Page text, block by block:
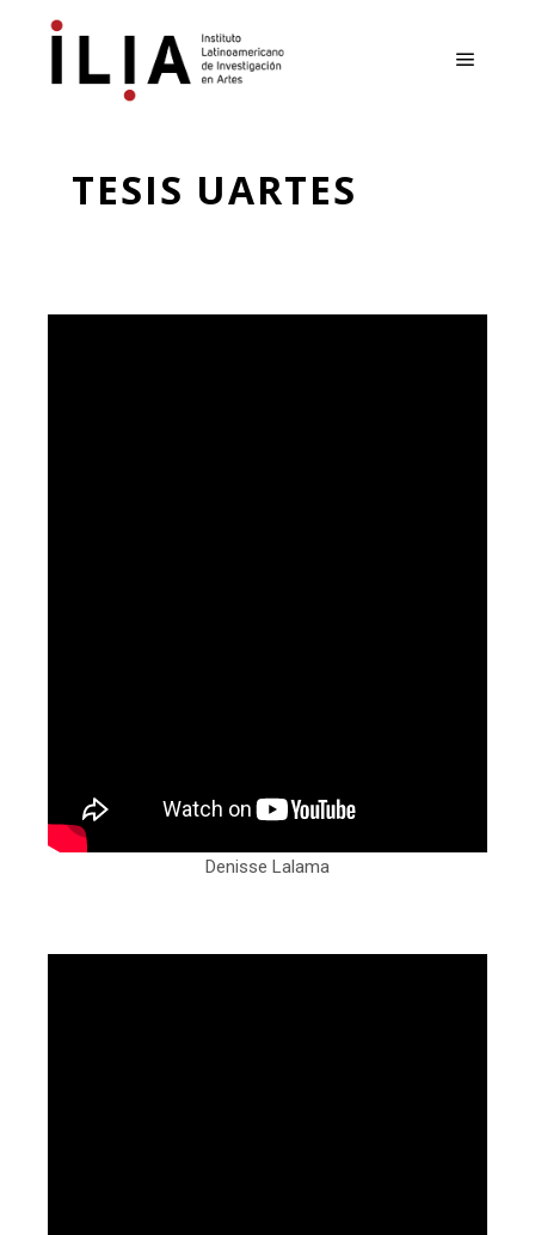
TESIS UARTES
Denisse Lalama